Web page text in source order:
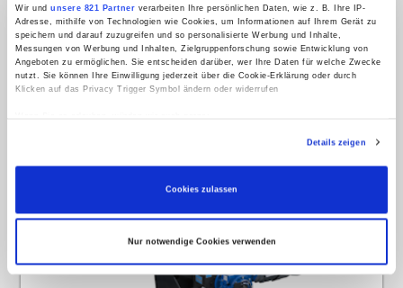
Wir undunsere 821 Partner verarbeiten Ihre persönlichen Daten, wie z. B. Ihre IP-
Adresse, mithilfe von Technologien wie Cookies, um Informationen auf Ihrem Gerät zu
speichern und darauf zuzugreifen und so personalisierte Werbung und Inhalte,
Messungen von Werbung und Inhalten, Zielgruppenforschung sowie Entwicklung von
Angeboten zu ermöglichen. Sie entscheiden darüber, wer Ihre Daten für welche Zwecke
nutzt. Sie können Ihre Einwilligung jederzeit über die Cookie-Erklärung oder durch
Klicken auf das Privacy Trigger Symbol ändern oder widerrufen
Erfahren Sie mehr darüber, wie Ihre persönlichen Daten verarbeitet werden, und legen
soziale Medien anbieten zu können und die Zugriffe auf unsere Website zu analysieren.
Informationen möglicherweise mit weiteren Daten zusammen, die Sie ihnen bereitgestellt
Details zeigen
Cookies zulassen
Nur notwendige Cookies verwenden